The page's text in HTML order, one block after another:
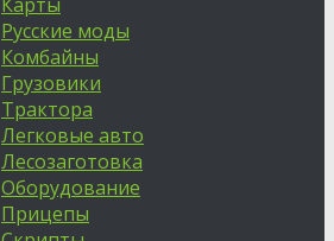
Русские моды
Комбайны
Грузовики
Трактора
Легковые авто
Лесозаготовка
Оборудование
Прицепы